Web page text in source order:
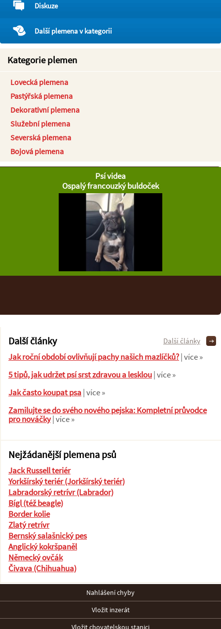
Diskuze
Další plemena v kategorii
Kategorie plemen
Lovecká plemena
Pastýřská plemena
Dekorativní plemena
Služební plemena
Severská plemena
Bojová plemena
Psí videa
Ospalý francouzký buldoček
Další články
Jak roční období ovlivňují pachy našich mazlíčků?| více »
5 tipů, jak udržet psí srst zdravou a lesklou| více »
Jak často koupat psa| více »
Zamilujte se do svého nového pejska: Kompletní průvodce
pro nováčky| více »
Další články
Nejžádanější plemena psů
Jack Russell teriér
Yorkšírský teriér (Jorkšírský teriér)
Labradorský retrívr (Labrador)
Bígl (též beagle)
Border kolie
Zlatý retrívr
Bernský salašnický pes
Anglický kokršpaněl
Německý ovčák
Čivava (Chihuahua)
Nahlášení chyby
Vložit inzerát
Vložit chovatelskou stanici